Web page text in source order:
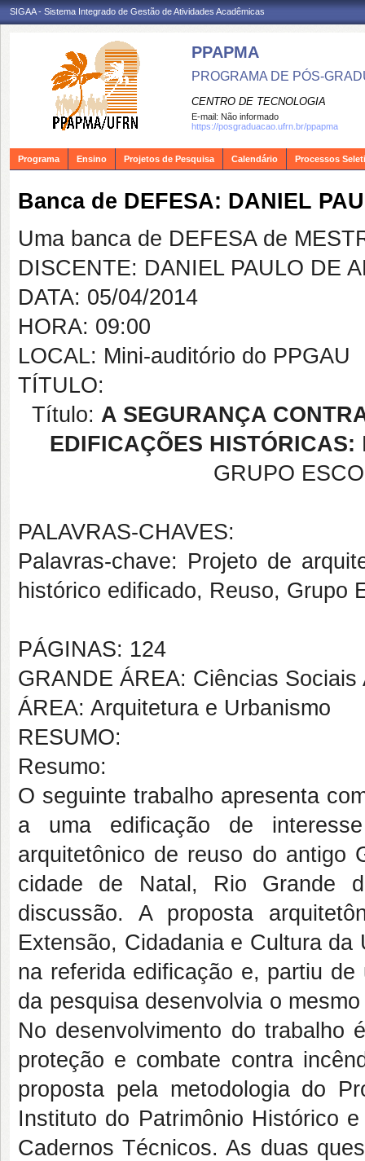
SIGAA - Sistema Integrado de Gestão de Atividades Acadêmicas
PPAPMA
PROGRAMA DE PÓS-
CENTRO DE TECNOLOGIA
E-mail: Não informado
https://posgraduacao.ufrn.br/ppapma
Programa Ensino Projetos de Pesquisa Calendário Processos
Banca de DEFESA: DANIEL
Uma banca de DEFESA de
DISCENTE: DANIEL PAULO DE
DATA: 05/04/2014
HORA: 09:00
LOCAL: Mini-auditório do PPGAU
TÍTULO:
Título: A SEGURANÇA
EDIFICAÇÕES HISTÓRICAS:
GRUPO
PALAVRAS-CHAVES:
Palavras-chave: Projeto de
histórico edificado, Reuso, Grupo
PÁGINAS: 124
GRANDE ÁREA: Ciências Sociais
ÁREA: Arquitetura e Urbanismo
RESUMO:
Resumo:
O seguinte trabalho apresenta
a uma edificação de
arquitetônico de reuso do antigo
cidade de Natal, Rio Grande
discussão. A proposta
Extensão, Cidadania e Cultura
na referida edificação e, partiu
da pesquisa desenvolvia o
No desenvolvimento do trabalho
proteção e combate contra
proposta pela metodologia do
Instituto do Patrimônio Histórico
Cadernos Técnicos. As duas